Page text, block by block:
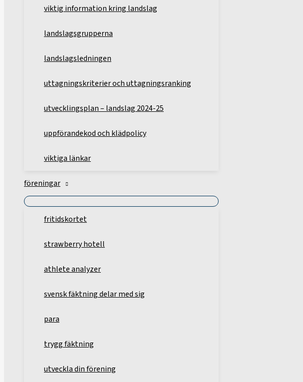
viktig information kring landslag
landslagsgrupperna
landslagsledningen
uttagningskriterier och uttagningsranking
utvecklingsplan – landslag 2024-25
uppförandekod och klädpolicy
viktiga länkar
föreningar
fritidskortet
strawberry hotell
athlete analyzer
svensk fäktning delar med sig
para
trygg fäktning
utveckla din förening